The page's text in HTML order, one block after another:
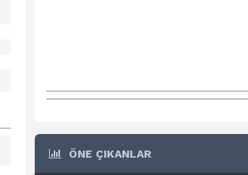
ÖNE ÇIKANLAR